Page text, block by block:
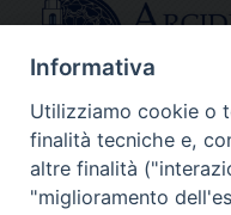
CONTATTI
info@fermodiocesi.it
pec:
Informativa
Utilizziamo cookie o
finalità tecniche e,
altre finalità
"miglioramento